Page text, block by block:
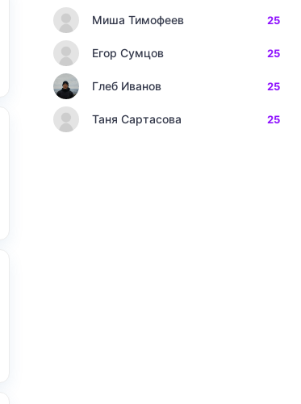
Миша Тимофеев 25
Егор Сумцов 25
Глеб Иванов 25
Таня Сартасова 25